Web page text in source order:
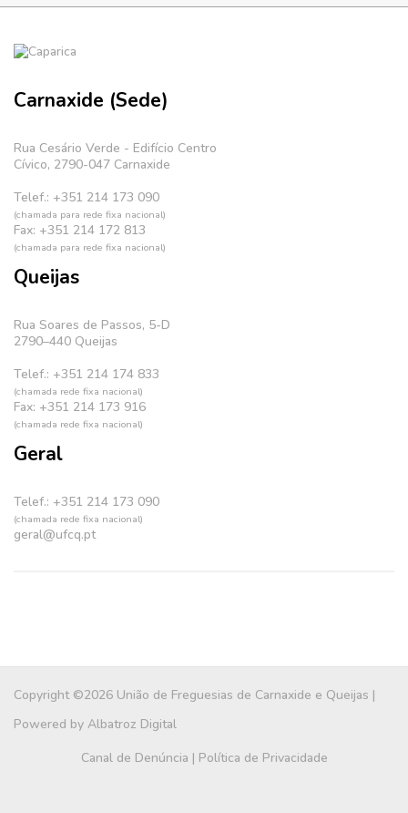
Carnaxide (Sede)
Rua Cesário Verde - Edifício Centro
Cívico, 2790-047 Carnaxide
Telef.: +351 214 173 090
(chamada para rede fixa nacional)
Fax: +351 214 172 813
(chamada para rede fixa nacional)
Queijas
Rua Soares de Passos, 5-D
2790–440 Queijas
Telef.: +351 214 174 833
(chamada rede fixa nacional)
Fax: +351 214 173 916
(chamada rede fixa nacional)
Geral
Telef.: +351 214 173 090
(chamada rede fixa nacional)
geral@ufcq.pt
Copyright ©2026 União de Freguesias de Carnaxide e Queijas |
Powered by Albatroz Digital
Canal de Denúncia | Política de Privacidade